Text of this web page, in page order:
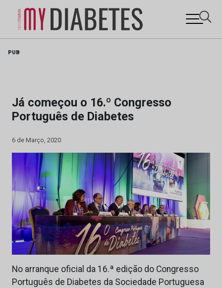
PUB
Já começou o 16.º Congresso
Português de Diabetes
6 de Março, 2020
No arranque oficial da 16.ª edição do Congresso
Português de Diabetes da Sociedade Portuguesa